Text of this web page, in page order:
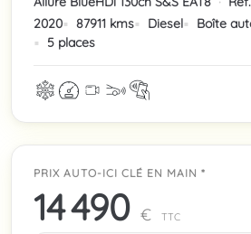
2020
87911 kms Diesel Boîte
5 places
PRIX AUTO-ICI CLÉ EN MAIN *
14 490 € TTC